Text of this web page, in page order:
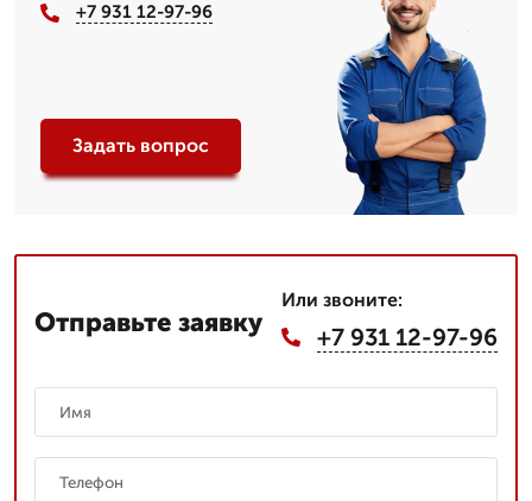
+7 931 12-97-96
Задать вопрос
Отправьте заявку
Или звоните:
+7 931 12-97-96